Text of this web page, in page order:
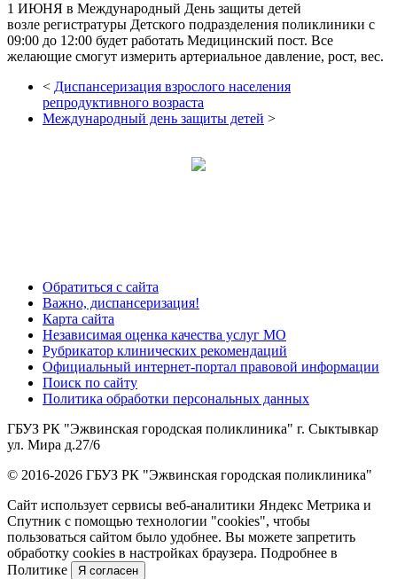
1 ИЮНЯ в Международный День защиты детей
возле регистратуры Детского подразделения поликлиники с
09:00 до 12:00 будет работать Медицинский пост. Все
желающие смогут измерить артериальное давление, рост, вес.
< Диспансеризация взрослого населения
репродуктивного возраста
Международный день защиты детей >
Обратиться с сайта
Важно, диспансеризация!
Карта сайта
Независимая оценка качества услуг МО
Рубрикатор клинических рекомендаций
Официальный интернет-портал правовой информации
Поиск по сайту
Политика обработки персональных данных
ГБУЗ РК "Эжвинская городская поликлиника" г. Сыктывкар
ул. Мира д.27/6
© 2016-2026 ГБУЗ РК "Эжвинская городская поликлиника"
Сайт использует сервисы веб-аналитики Яндекс Метрика и
Спутник с помощью технологии "cookies", чтобы
пользоваться сайтом было удобнее. Вы можете запретить
обработку cookies в настройках браузера. Подробнее в
Политике
Я согласен